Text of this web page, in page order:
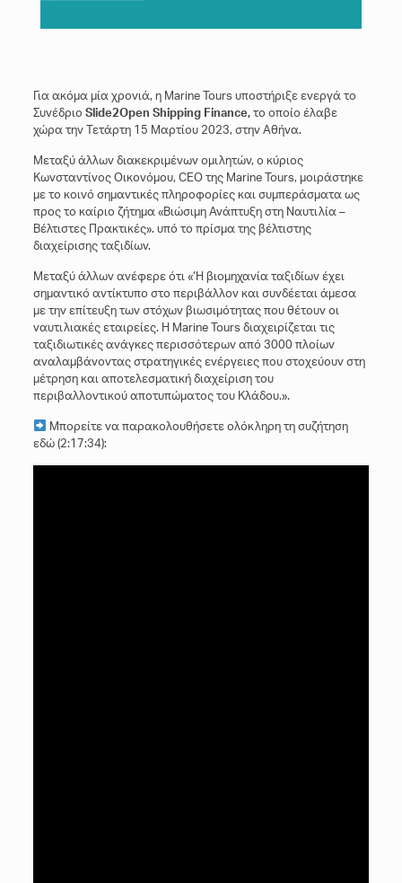
Για ακόμα μία χρονιά, η Marine Tours υποστήριξε ενεργά το
Συνέδριο Slide2Open Shipping Finance,το οποίο έλαβε
χώρα την Τετάρτη 15 Μαρτίου 2023, στην Αθήνα.
Μεταξύ άλλων διακεκριμένων ομιλητών, ο κύριος
Κωνσταντίνος Οικονόμου, CEO της Marine Tours, μοιράστηκε
με το κοινό σημαντικές πληροφορίες και συμπεράσματα ως
προς το καίριο ζήτημα «Βιώσιμη Ανάπτυξη στη Ναυτιλία –
Βέλτιστες Πρακτικές». υπό το πρίσμα της βέλτιστης
διαχείρισης ταξιδίων.
Μεταξύ άλλων ανέφερε ότι «‘Η βιομηχανία ταξιδίων έχει
σημαντικό αντίκτυπο στο περιβάλλον και συνδέεται άμεσα
με την επίτευξη των στόχων βιωσιμότητας που θέτουν οι
ναυτιλιακές εταιρείες. H Marine Tours διαχειρίζεται τις
ταξιδιωτικές ανάγκες περισσότερων από 3000 πλοίων
αναλαμβάνοντας στρατηγικές ενέργειες που στοχεύουν στη
μέτρηση και αποτελεσματική διαχείριση του
περιβαλλοντικού αποτυπώματος του Κλάδου.».
Μπορείτε να παρακολουθήσετε ολόκληρη τη συζήτηση
εδώ (2:17:34):